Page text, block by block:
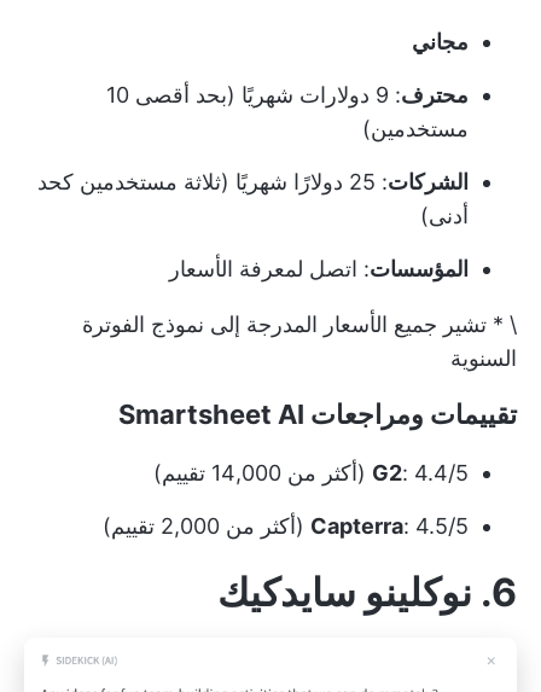
مجاني
محترف
: 9 دولارات شهريًا (بحد أقصى 10
مستخدمين)
الشركات
: 25 دولارًا شهريًا (ثلاثة مستخدمين كحد
أدنى)
المؤسسات: اتصل لمعرفة الأسعار
\ * تشير جميع الأسعار المدرجة إلى نموذج الفوترة
السنوية
تقييمات ومراجعات Smartsheet AI
G2: 4.4/5 (أكثر من 14,000 تقييم)
Capterra: 4.5/5 (أكثر من 2,000 تقييم)
6. نوكلينو سايدكيك